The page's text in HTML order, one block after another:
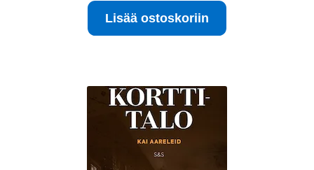
15.00 €.
Lisää ostoskoriin